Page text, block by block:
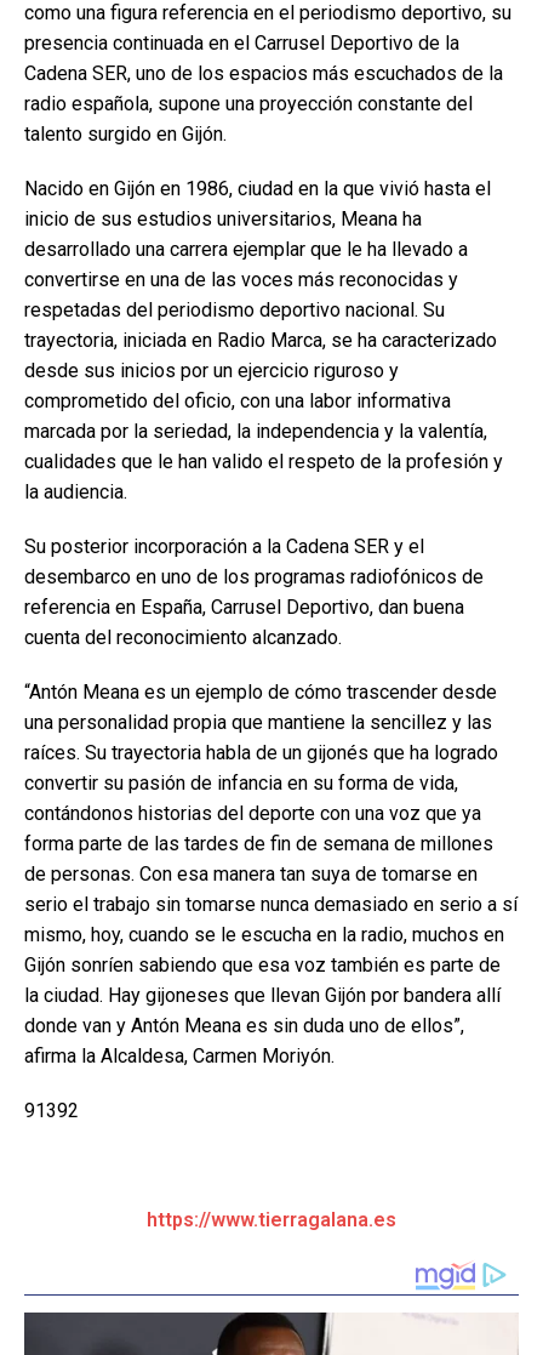
como una figura referencia en el periodismo deportivo, su
presencia continuada en el Carrusel Deportivo de la
Cadena SER, uno de los espacios más escuchados de la
radio española, supone una proyección constante del
talento surgido en Gijón.
Nacido en Gijón en 1986, ciudad en la que vivió hasta el
inicio de sus estudios universitarios, Meana ha
desarrollado una carrera ejemplar que le ha llevado a
convertirse en una de las voces más reconocidas y
respetadas del periodismo deportivo nacional. Su
trayectoria, iniciada en Radio Marca, se ha caracterizado
desde sus inicios por un ejercicio riguroso y
comprometido del oficio, con una labor informativa
marcada por la seriedad, la independencia y la valentía,
cualidades que le han valido el respeto de la profesión y
la audiencia.
Su posterior incorporación a la Cadena SER y el
desembarco en uno de los programas radiofónicos de
referencia en España, Carrusel Deportivo, dan buena
cuenta del reconocimiento alcanzado.
“Antón Meana es un ejemplo de cómo trascender desde
una personalidad propia que mantiene la sencillez y las
raíces. Su trayectoria habla de un gijonés que ha logrado
convertir su pasión de infancia en su forma de vida,
contándonos historias del deporte con una voz que ya
forma parte de las tardes de fin de semana de millones
de personas. Con esa manera tan suya de tomarse en
serio el trabajo sin tomarse nunca demasiado en serio a sí
mismo, hoy, cuando se le escucha en la radio, muchos en
Gijón sonríen sabiendo que esa voz también es parte de
la ciudad. Hay gijoneses que llevan Gijón por bandera allí
donde van y Antón Meana es sin duda uno de ellos”,
afirma la Alcaldesa, Carmen Moriyón.
91392
https://www.tierragalana.es